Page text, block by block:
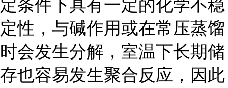
定条件下具有一定的化学不稳
定性，与碱作用或在常压蒸馏
时会发生分解，室温下长期储
存也容易发生聚合反应，因此